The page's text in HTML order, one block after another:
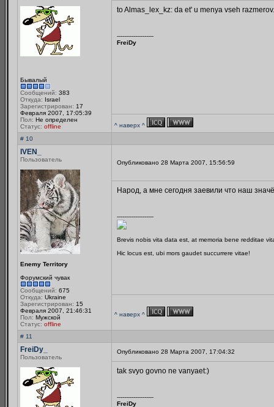
Бывалый
Сообщений: 383
Откуда: Israel
Зарегистрирован: 17
Февраля 2007, 17:05:39
Пол: Не определен
Статус: offline
to Almas_lex_kz: da et' u menya vseh
--------------------
FreiDy
^ наверх ^
# 10
IVEN_
Пользователь
Enemy Territory
Форумский чувак
Сообщений: 675
Откуда: Ukraine
Зарегистрирован: 15
Февраля 2007, 21:46:31
Пол: Мужской
Статус: offline
Опубликовано 28 Марта 2007, 15:56:59
Народ, а мне сегодня заевили что наш
--------------------
Brevis nobis vita data est, at memoria bene redditae
Hic locus est, ubi mors gaudet succurrere vitae!
^ наверх ^
# 11
FreiDy_
Пользователь
Опубликовано 28 Марта 2007, 17:04:32
tak svyo govno ne vanyaet:)
--------------------
FreiDy